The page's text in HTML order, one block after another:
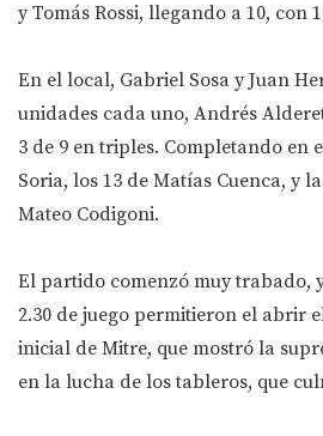
y Tomás Rossi, llegando a 10, con
En el local, Gabriel Sosa y Juan
unidades cada uno, Andrés
3 de 9 en triples. Completando en
Soria, los 13 de Matías Cuenca, y
Mateo Codigoni.
El partido comenzó muy trabado,
2.30 de juego permitieron el abrir
inicial de Mitre, que mostró la
en la lucha de los tableros, que